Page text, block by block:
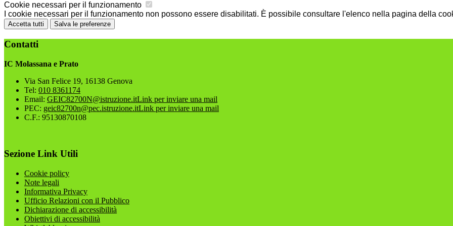
Cookie necessari per il funzionamento
I cookie necessari per il funzionamento non possono essere disabilitati. È possibile consultare l'elenco nella pagina della
Accetta tutti Salva le preferenze
Contatti
IC Molassana e Prato
Via San Felice 19, 16138 Genova
Tel: 010 8361174
Email: GEIC82700N@istruzione.itLink per inviare una mail
PEC: geic82700n@pec.istruzione.itLink per inviare una mail
C.F.: 95130870108
Sezione Link Utili
Cookie policy
Note legali
Informativa Privacy
Ufficio Relazioni con il Pubblico
Dichiarazione di accessibilità
Obiettivi di accessibilità